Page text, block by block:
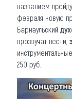
названием
февраля новую
Барнаульский
прозвучат песни,
250 руб.